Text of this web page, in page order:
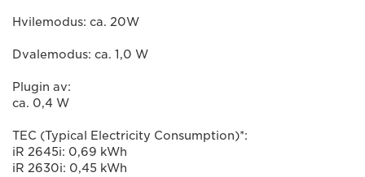
Hvilemodus: ca. 20W
Dvalemodus: ca. 1,0 W
Plugin av:
ca. 0,4 W
TEC (Typical Electricity Consumption)*:
iR 2645i: 0,69 kWh
iR 2630i: 0,45 kWh